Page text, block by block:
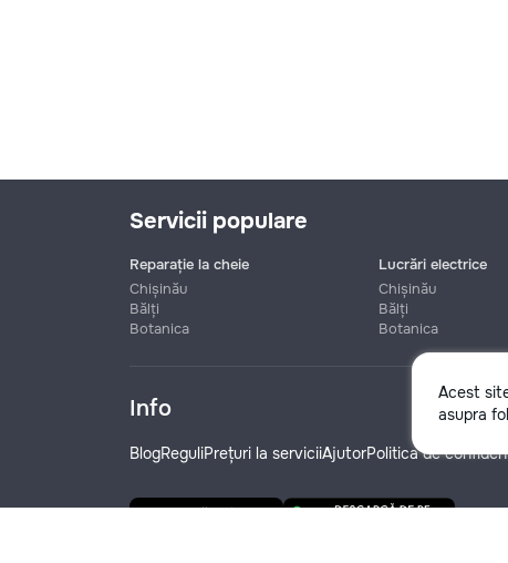
Acest
asupra
Servicii populare
Reparație la cheie
Chișinău
Bălți
Botanica
Lucrări electrice
Chișinău
Bălți
Botanica
Info
BlogReguliPrețuri la serviciiAjutorPolitica de